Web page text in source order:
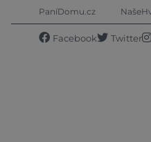
PaníDomu.cz
Facebook Twitter